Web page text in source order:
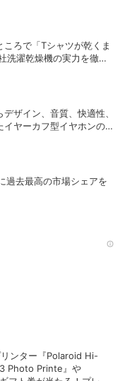
ころで「Tシャツが乾くま
洗濯乾燥機の実力を徹底
ザイン、音質、快適性、
イヤーカフ型イヤホンのフ
過去最⾼の市場シェアを
リンター『Polaroid Hi-
Photo Printe』や